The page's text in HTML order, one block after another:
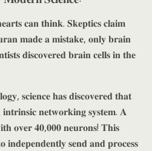
𝐜𝐚𝐧 𝐭𝐡𝐢𝐧𝐤. 𝐒𝐤𝐞𝐩𝐭𝐢𝐜𝐬 𝐜𝐥𝐚𝐢𝐦
𝐦𝐚𝐝𝐞 𝐚 𝐦𝐢𝐬𝐭𝐚𝐤𝐞, 𝐨𝐧𝐥𝐲 𝐛𝐫𝐚𝐢𝐧
𝐝𝐢𝐬𝐜𝐨𝐯𝐞𝐫𝐞𝐝 𝐛𝐫𝐚𝐢𝐧 𝐜𝐞𝐥𝐥𝐬 𝐢𝐧 𝐭𝐡𝐞
𝐬𝐜𝐢𝐞𝐧𝐜𝐞 𝐡𝐚𝐬 𝐝𝐢𝐬𝐜𝐨𝐯𝐞𝐫𝐞𝐝 𝐭𝐡𝐚𝐭
𝐧𝐞𝐭𝐰𝐨𝐫𝐤𝐢𝐧𝐠 𝐬𝐲𝐬𝐭𝐞𝐦. 𝐀
𝐨𝐯𝐞𝐫 𝟒𝟎,𝟎𝟎𝟎 𝐧𝐞𝐮𝐫𝐨𝐧𝐬! 𝐓𝐡𝐢𝐬
𝐢𝐧𝐝𝐞𝐩𝐞𝐧𝐝𝐞𝐧𝐭𝐥𝐲 𝐬𝐞𝐧𝐝 𝐚𝐧𝐝 𝐩𝐫𝐨𝐜𝐞𝐬𝐬